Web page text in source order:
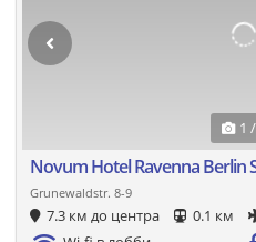
1
Novum Hotel Ravenna Berlin
Grunewaldstr. 8-9
7.3 км до центра 0.1 км